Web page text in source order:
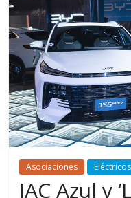
Asociaciones Eléctricos
JAC Azul y